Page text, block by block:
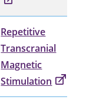
Repetitive
Transcranial
Magnetic
Stimulation